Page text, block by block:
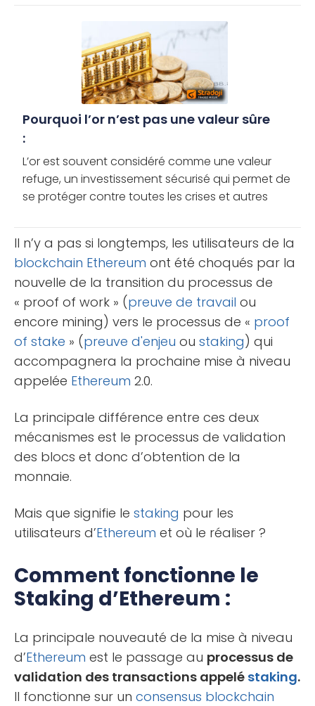
Pourquoi l’or n’est pas une valeur sûre
:
L’or est souvent considéré comme une valeur
refuge, un investissement sécurisé qui permet de
se protéger contre toutes les crises et autres
Il n’y a pas si longtemps, les utilisateurs de la
blockchain Ethereum ont été choqués par la
nouvelle de la transition du processus de
« proof of work » (preuve de travail ou
encore mining) vers le processus de « proof
of stake » (preuve d'enjeu ou staking) qui
accompagnera la prochaine mise à niveau
appelée Ethereum 2.0.
La principale différence entre ces deux
mécanismes est le processus de validation
des blocs et donc d’obtention de la
monnaie.
Mais que signifie le staking pour les
utilisateurs d’Ethereum et où le réaliser ?
Comment fonctionne le
Staking d’Ethereum :
La principale nouveauté de la mise à niveau
d’Ethereum est le passage au processus de
validation des transactions appelé staking.
Il fonctionne sur un consensus blockchain